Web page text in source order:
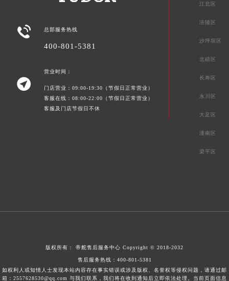
 总部服务热线
400-801-5381

营业时间：
门店营业：09:00-19:30（节假日正常营业）
客服在线：08:00-22:00（节假日正常营业）
客服及门店节假日不休
江北区
涪陵区
沙坪坝区
北碚区
长寿区
永川区
大足区
潼南区
梁平区
版权所有： 帝舵售后服务中心 Copyright © 2018-2032
售后服务热线： 400-801-5381
如权利人或知情人士发现本站内容存在事实错误或涉及版权、名誉权等侵权问题，请通过邮
箱：2557628530@qq.com 与我们联系，我们将在收到通知后立即依法处理。当前页面信息